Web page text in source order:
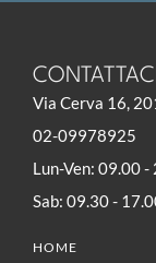
CONTATTACI
Via Cerva 16,
02-09978925
Lun-Ven: 09.00 -
Sab: 09.30 -
HOME